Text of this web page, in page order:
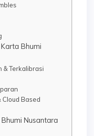
Bhumi
& Terkalibrasi
Cloud Based
Nusantara